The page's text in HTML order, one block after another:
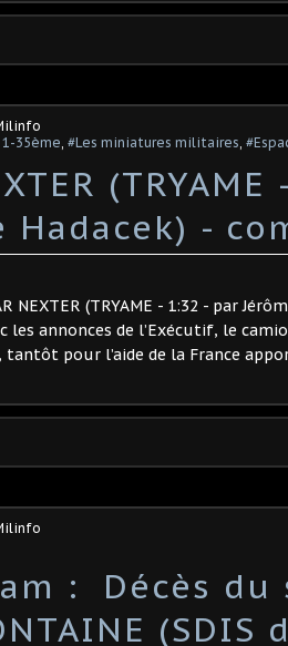
35ème, #Les miniatures militaires,
Hadacek) ​-
NEXTER (TRYAME - 1:32 - par
annonces de l’Exécutif, le
pour l’aide de la France
: ​ Décès du
(SDIS